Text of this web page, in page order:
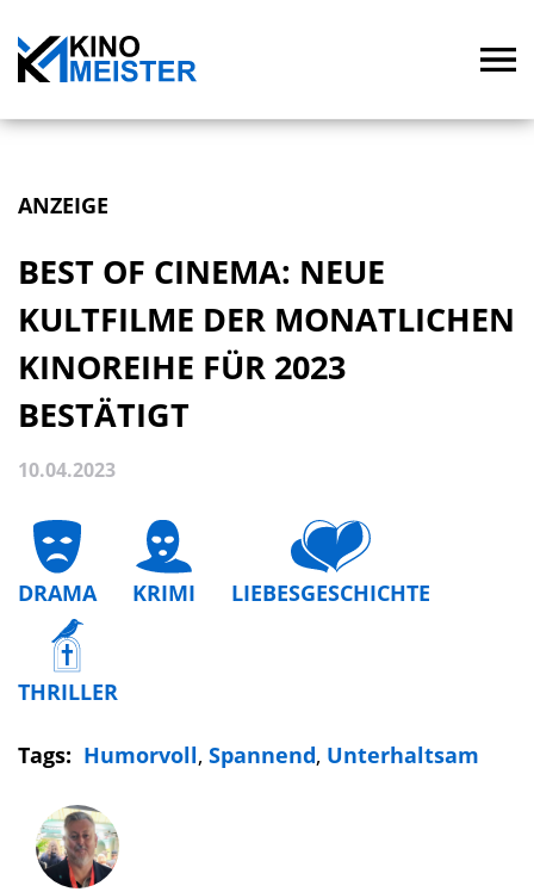
ANZEIGE
BEST OF CINEMA: NEUE
KULTFILME DER MONATLICHEN
KINOREIHE FÜR 2023
BESTÄTIGT
10.04.2023
DRAMA KRIMI LIEBESGESCHICHTE
THRILLER
Tags: Humorvoll, Spannend, Unterhaltsam